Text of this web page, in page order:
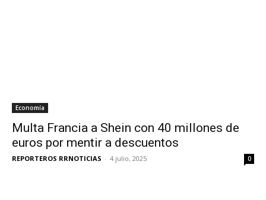
Economía
Multa Francia a Shein con 40 millones de
euros por mentir a descuentos
REPORTEROS RRNOTICIAS - 4 julio, 2025 0